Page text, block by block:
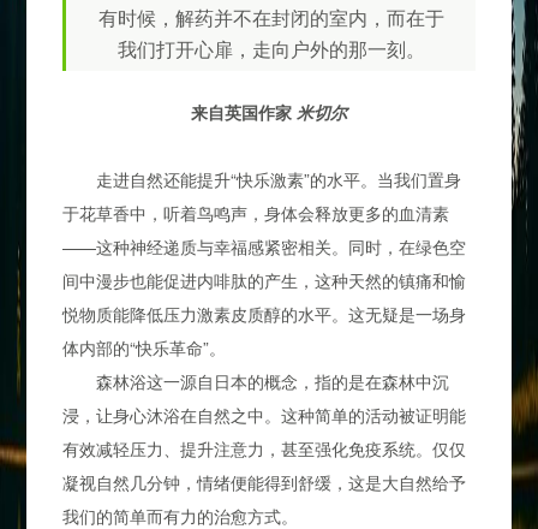
有时候，解药并不在封闭的室内，而在于
我们打开心扉，走向户外的那一刻。
来自英国作家 米切尔
走进自然还能提升“快乐激素”的水平。当我们置身
于花草香中，听着鸟鸣声，身体会释放更多的血清素
——这种神经递质与幸福感紧密相关。同时，在绿色空
间中漫步也能促进内啡肽的产生，这种天然的镇痛和愉
悦物质能降低压力激素皮质醇的水平。这无疑是一场身
体内部的“快乐革命”。
森林浴这一源自日本的概念，指的是在森林中沉
浸，让身心沐浴在自然之中。这种简单的活动被证明能
有效减轻压力、提升注意力，甚至强化免疫系统。仅仅
凝视自然几分钟，情绪便能得到舒缓，这是大自然给予
我们的简单而有力的治愈方式。